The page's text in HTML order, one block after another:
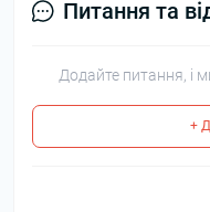
Питання та
Додайте питання, і
+